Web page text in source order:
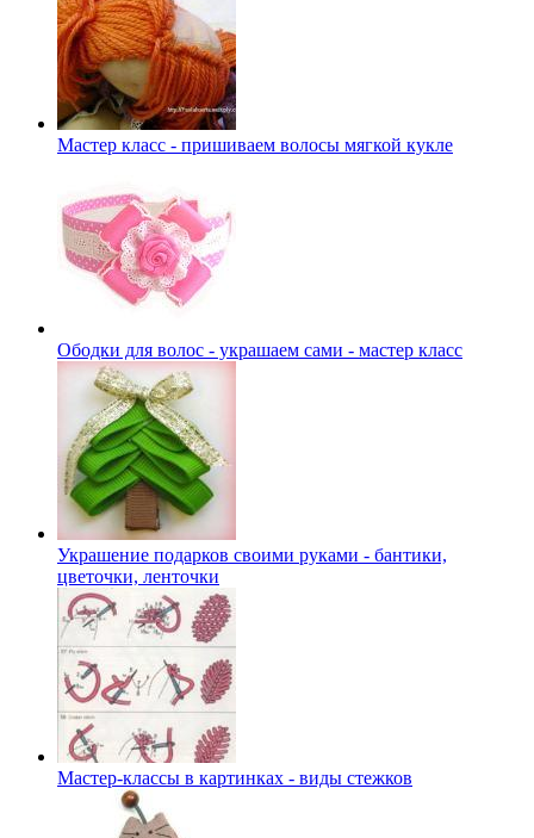
Мастер класс - пришиваем волосы мягкой кукле
Ободки для волос - украшаем сами - мастер класс
Украшение подарков своими руками - бантики,
цветочки, ленточки
Мастер-классы в картинках - виды стежков